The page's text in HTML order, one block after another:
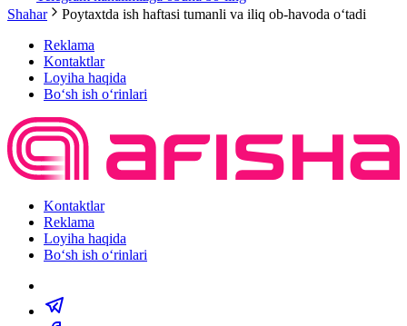
Shahar
Poytaxtda ish haftasi tumanli va iliq ob-havoda oʻtadi
Reklama
Kontaktlar
Loyiha haqida
Bo‘sh ish o‘rinlari
Kontaktlar
Reklama
Loyiha haqida
Bo‘sh ish o‘rinlari